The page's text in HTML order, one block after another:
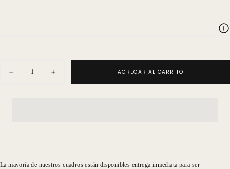
Disminuir
Aumentar
cantidad
AGREGAR AL CARRITO
La mayoría de nuestros cuadros están disponibles entrega inmediata para ser